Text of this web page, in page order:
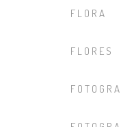
FLORA
FLORES